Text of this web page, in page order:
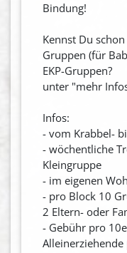
Bindung!
Kennst Du
Gruppen (für
EKP-Gruppen?
unter "mehr
Infos:
- vom Krabbel-
- wöchentliche
Kleingruppe
- im eigenen
- pro Block 10
2 Eltern- oder
- Gebühr pro